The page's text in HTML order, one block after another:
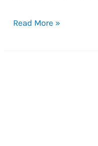
Read More »